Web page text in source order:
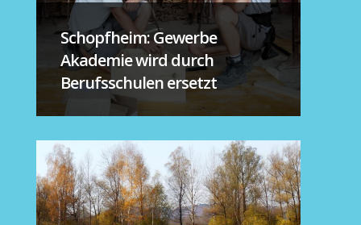
Schopfheim: Gewerbe
Akademie wird durch
Berufsschulen ersetzt